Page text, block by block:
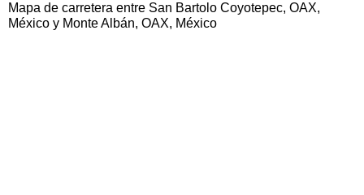
Mapa de carretera entre San Bartolo Coyotepec, OAX,
México y Monte Albán, OAX, México